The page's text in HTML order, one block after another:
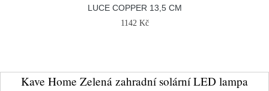
LUCE COPPER 13,5 CM
1142 Kč
Kave Home Zelená zahradní solární LED lampa